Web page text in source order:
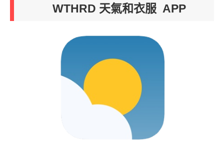
WTHRD 天氣和衣服 APP